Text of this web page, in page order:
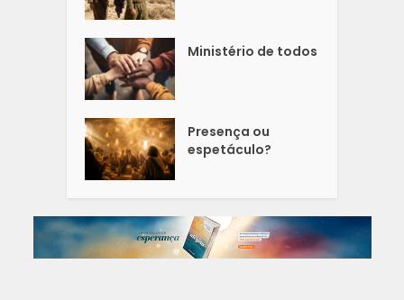
Ministério de todos
Presença ou
espetáculo?